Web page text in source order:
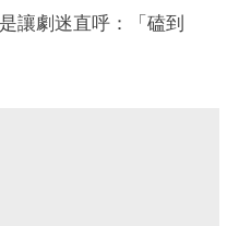
讓劇迷直呼：「磕到